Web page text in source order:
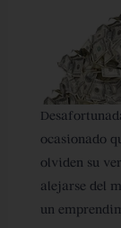
ocasionado
olviden su
alejarse del
un